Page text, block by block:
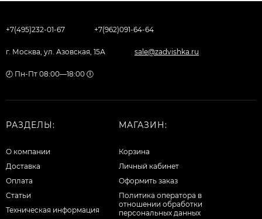
+7(495)232-01-67 +7(962)091-64-64
г. Москва, ул. Азовская, 15А sale@zadvishka.ru
🕗 Пн-Пт 08:00—18:00 🕕
РАЗДЕЛЫ:
О компании
Доставка
Оплата
Статьи
Техническая информация
МАГАЗИН:
Корзина
Личный кабинет
Оформить заказ
Политика оператора в
отношении обработки
персональных данных